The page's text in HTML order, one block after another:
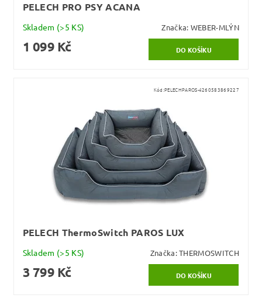
PELECH PRO PSY ACANA
Skladem (>5 KS) Značka: WEBER-MLÝN
1 099 Kč
Kód:PELECHPAROS-4260583869227
PELECH ThermoSwitch PAROS LUX
Skladem (>5 KS) Značka:THERMOSWITCH
3 799 Kč